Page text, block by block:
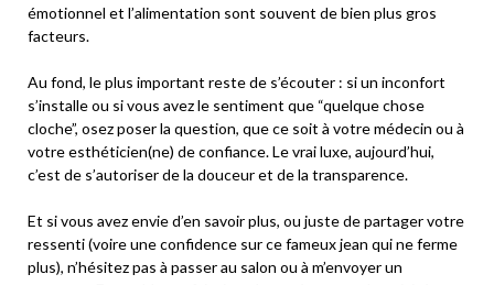
émotionnel et l’alimentation sont souvent de bien plus gros
facteurs.
Au fond, le plus important reste de s’écouter : si un inconfort
s’installe ou si vous avez le sentiment que “quelque chose
cloche”, osez poser la question, que ce soit à votre médecin ou à
votre esthéticien(ne) de confiance. Le vrai luxe, aujourd’hui,
c’est de s’autoriser de la douceur et de la transparence.
Et si vous avez envie d’en savoir plus, ou juste de partager votre
ressenti (voire une confidence sur ce fameux jean qui ne ferme
plus), n’hésitez pas à passer au salon ou à m’envoyer un